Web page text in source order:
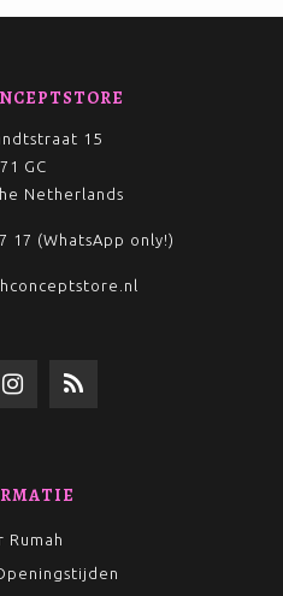
15
GC
Netherlands
17 (WhatsApp only!)
Rumah